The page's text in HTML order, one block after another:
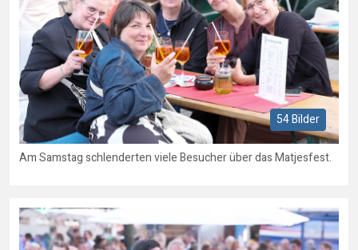
54 Bilder
Am Samstag schlenderten viele Besucher über das Matjesfest.